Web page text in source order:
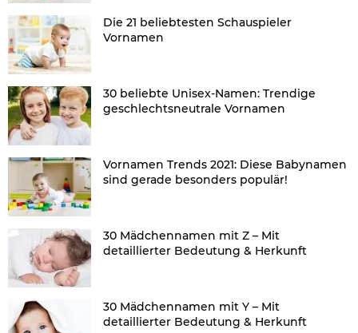
Die 21 beliebtesten Schauspieler
Vornamen
30 beliebte Unisex-Namen: Trendige
geschlechtsneutrale Vornamen
Vornamen Trends 2021: Diese Babynamen
sind gerade besonders populär!
30 Mädchennamen mit Z – Mit
detaillierter Bedeutung & Herkunft
30 Mädchennamen mit Y – Mit
detaillierter Bedeutung & Herkunft